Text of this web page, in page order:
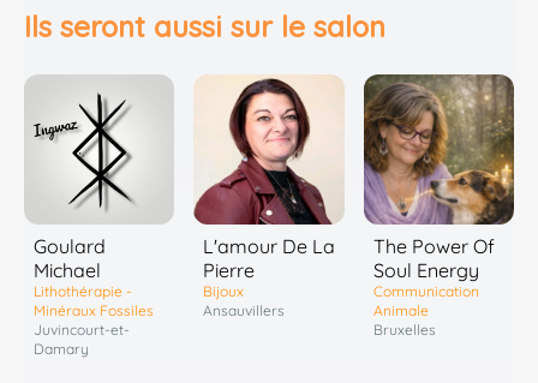
Ils seront aussi sur le salon
Goulard
Michael
Lithothérapie -
Minéraux Fossiles
Juvincourt-et-
Damary
L'amour De La
Pierre
Bijoux
Ansauvillers
The Power Of
Soul Energy
Communication
Animale
Bruxelles